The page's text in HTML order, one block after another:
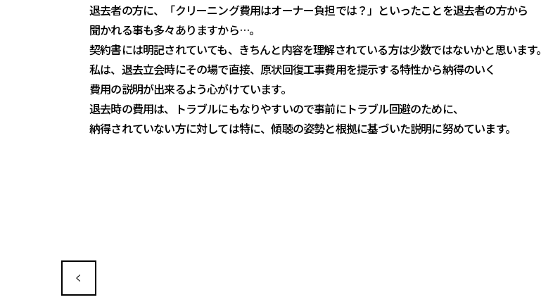
退去者の方に、「クリーニング費用はオーナー負担では？」といったことを退去者の方から
聞かれる事も多々ありますから…。
契約書には明記されていても、きちんと内容を理解されている方は少数ではないかと思います。
私は、退去立会時にその場で直接、原状回復工事費用を提示する特性から納得のいく
費用の説明が出来るよう心がけています。
退去時の費用は、トラブルにもなりやすいので事前にトラブル回避のために、
納得されていない方に対しては特に、傾聴の姿勢と根拠に基づいた説明に努めています。